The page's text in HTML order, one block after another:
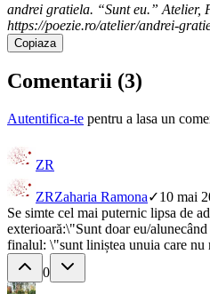
andrei gratiela. “Sunt eu.” Atelier,
https://poezie.ro/atelier/andrei-
Copiaza
Comentarii (3)
Autentifica-te pentru a lasa un
ZR
ZRZaharia Ramona✓10 mai
Se simte cel mai puternic lipsa de
exterioară:\"Sunt doar eu/
finalul: \"sunt liniștea unuia care nu
0